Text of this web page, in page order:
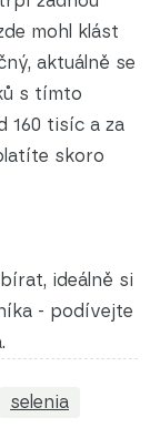
mohl klást
aktuálně se
s tímto
160 tisíc a za
skoro
ideálně si
- podívejte
selenia